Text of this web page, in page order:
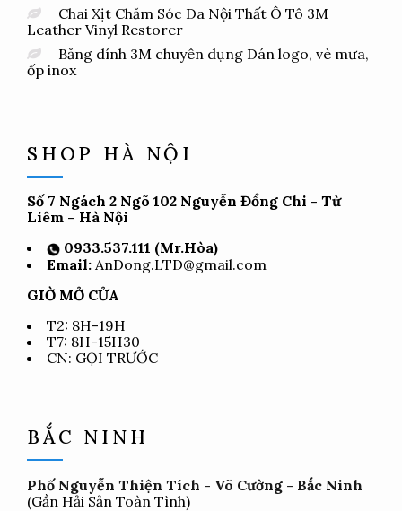
Chai Xịt Chăm Sóc Da Nội Thất Ô Tô 3M
Leather Vinyl Restorer
Băng dính 3M chuyên dụng Dán logo, vè mưa,
ốp inox
SHOP HÀ NỘI
Số 7 Ngách 2 Ngõ 102 Nguyễn Đổng Chi - Từ
Liêm – Hà Nội
0933.537.111 (Mr.Hòa)
Email: AnDong.LTD@gmail.com
GIỜ MỞ CỬA
T2: 8H-19H
T7: 8H-15H30
CN: GỌI TRƯỚC
BẮC NINH
Phố Nguyễn Thiện Tích - Võ Cường - Bắc Ninh
(Gần Hải Sản Toàn Tình)